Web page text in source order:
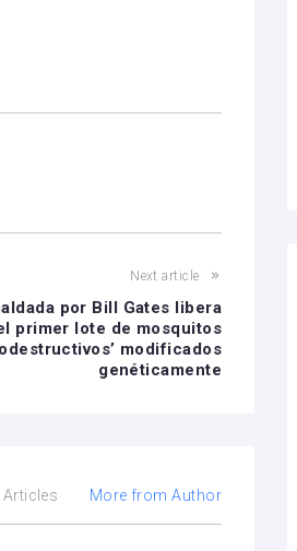
Next article
por Bill Gates libera
primer lote de mosquitos
modificados
genéticamente
Articles More from Author